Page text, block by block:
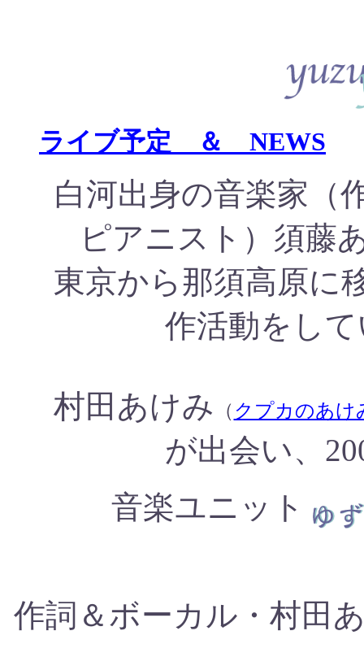
ライブ予定 ＆ NEWS
白河出身の音楽家（
ピアニスト）須
東京から那須高原
作活動をし
村田あけみ （ クプカのあけ
が出会い、
音楽ユニット
作詞＆ボーカル・村田